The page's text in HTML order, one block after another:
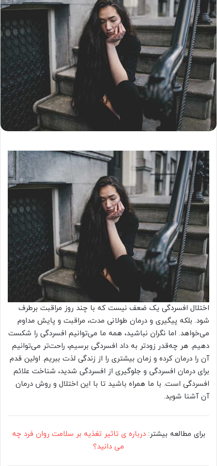
اختلال افسردگی یک ضعف نیست که با چند روز مراقبت برطرف
شود. بلکه پیگیری و درمان طولانی مدت، مراقبت و پایش مداوم
می‌خواهد. اما نگران نباشید، همه ما می‌توانیم افسردگی را شکست
دهیم. هر چه‌قدر زودتر به داد افسردگی برسیم، راحت‌تر می‌توانیم
آن را درمان کرده و زمان بیشتری را از زندگی لذت ببریم. اولین قدم
برای درمان افسردگی و جلوگیری از افسردگی شدید، شناخت علائم
افسردگی است. با ما همراه باشید تا با این اختلال و روش درمان
آن آشنا شوید.
برای مطالعه بیشتر:درباره ی تاثیر تغذیه بر سلامت روان فرد چه
می دانید؟